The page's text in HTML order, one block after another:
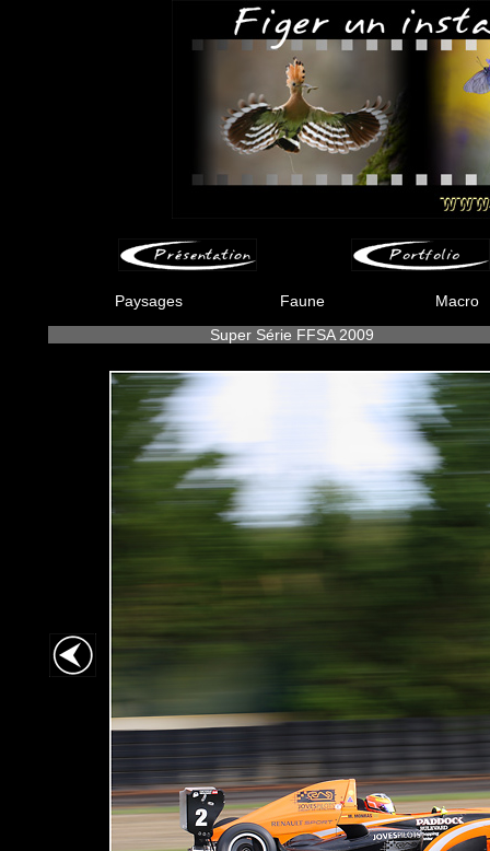
Paysages Faune
Macro
Super Série FFSA 2009